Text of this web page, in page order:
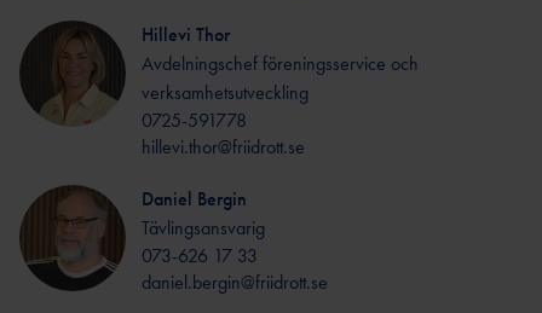
SCANDI
FOLKSP
EL
LINE
UNISPOR
T
MA
UTBILDAR
UTBILDNINGSANSVARIGA I VÅRA
NIO DISTRIKT
Hillevi Thor
Avdelningschef föreningsservice och
verksamhetsutveckling
0725-591778
hillevi.thor@friidrott.se
Daniel Bergin
Tävlingsansvarig
073-626 17 33
daniel.bergin@friidrott.se